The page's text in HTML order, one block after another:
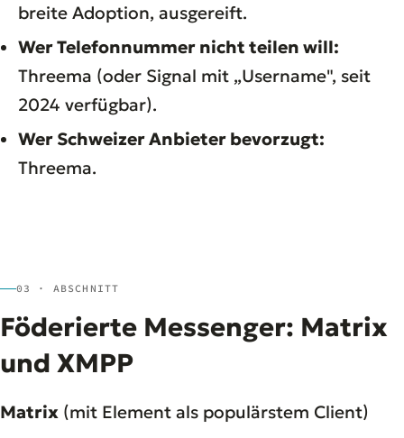
breite Adoption, ausgereift.
Wer Telefonnummer nicht teilen will:
Threema (oder Signal mit „Username", seit
2024 verfügbar).
Wer Schweizer Anbieter bevorzugt:
Threema.
03 · ABSCHNITT
Föderierte Messenger: Matrix
und XMPP
Matrix (mit Element als populärstem Client)